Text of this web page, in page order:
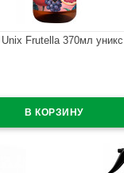
Frutella 370мл